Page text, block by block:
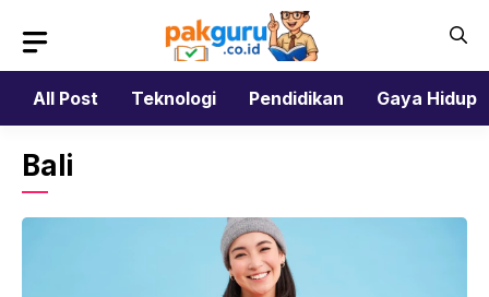
content
All Post
Teknologi Pendidikan Gaya Hidup
Bali